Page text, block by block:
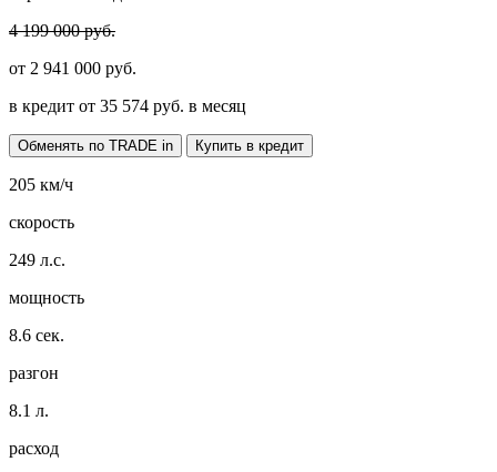
4 199 000 руб.
от 2 941 000 руб.
в кредит от 35 574 руб. в месяц
Обменять по TRADE in Купить в кредит
205 км/ч
скорость
249 л.с.
мощность
8.6 сек.
разгон
8.1 л.
расход